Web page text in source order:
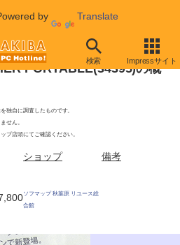
by Translate
検索 Impressサイト
PORTABLE(34395)の概
独自に調査したものです。
せん。
プ店頭にてご確認ください。
ショップ
備考
ソフマップ 秋葉原 リユース総
合館